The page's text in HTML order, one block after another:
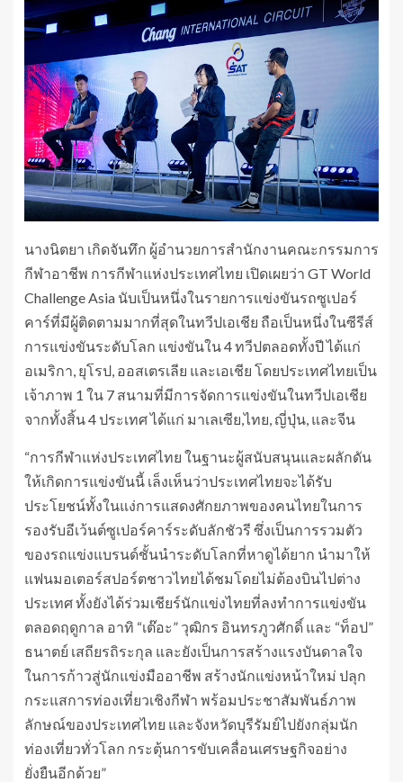
นางนิตยา เกิดจันทึก ผู้อำนวยการสำนักงานคณะกรรมการ
กีฬาอาชีพ การกีฬาแห่งประเทศไทย เปิดเผยว่า GT World
Challenge Asia นับเป็นหนึ่งในรายการแข่งขันรถซูเปอร์
คาร์ที่มีผู้ติดตามมากที่สุดในทวีปเอเชีย ถือเป็นหนึ่งในซีรีส์
การแข่งขันระดับโลก แข่งขันใน 4 ทวีปตลอดทั้งปี ได้แก่
อเมริกา, ยุโรป, ออสเตรเลีย และเอเชีย โดยประเทศไทยเป็น
เจ้าภาพ 1 ใน 7 สนามที่มีการจัดการแข่งขันในทวีปเอเชีย
จากทั้งสิ้น 4 ประเทศ ได้แก่ มาเลเซีย,ไทย, ญี่ปุ่น, และจีน
“การกีฬาแห่งประเทศไทย ในฐานะผู้สนับสนุนและผลักดัน
ให้เกิดการแข่งขันนี้ เล็งเห็นว่าประเทศไทยจะได้รับ
ประโยชน์ทั้งในแง่การแสดงศักยภาพของคนไทยในการ
รองรับอีเว้นต์ซูเปอร์คาร์ระดับลักชัวรี ซึ่งเป็นการรวมตัว
ของรถแข่งแบรนด์ชั้นนำระดับโลกที่หาดูได้ยาก นำมาให้
แฟนมอเตอร์สปอร์ตชาวไทยได้ชมโดยไม่ต้องบินไปต่าง
ประเทศ ทั้งยังได้ร่วมเชียร์นักแข่งไทยที่ลงทำการแข่งขัน
ตลอดฤดูกาล อาทิ “เต๊อะ” วุฒิกร อินทรภูวศักดิ์ และ “ท็อป”
ธนาตย์ เสถียรถิระกุล และยังเป็นการสร้างแรงบันดาลใจ
ในการก้าวสู่นักแข่งมืออาชีพ สร้างนักแข่งหน้าใหม่ ปลุก
กระแสการท่องเที่ยวเชิงกีฬา พร้อมประชาสัมพันธ์ภาพ
ลักษณ์ของประเทศไทย และจังหวัดบุรีรัมย์ไปยังกลุ่มนัก
ท่องเที่ยวทั่วโลก กระตุ้นการขับเคลื่อนเศรษฐกิจอย่าง
ยั่งยืนอีกด้วย”